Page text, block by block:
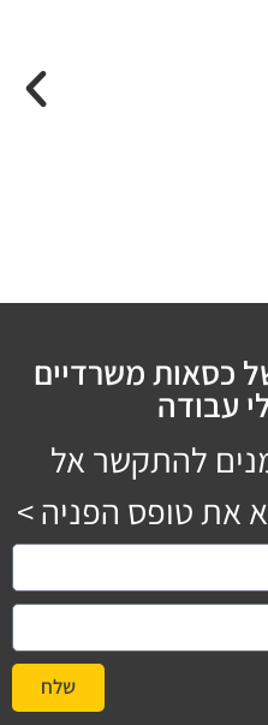
כסאות משרדיים
עבודה
להתקשר אל
את טופס הפניה >
שלח